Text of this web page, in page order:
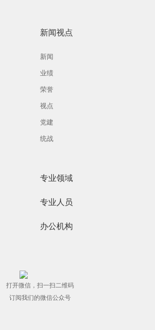
新闻视点
新闻
业绩
荣誉
视点
党建
统战
专业领域
专业人员
办公机构
打开微信，扫一扫二维码
订阅我们的微信公众号